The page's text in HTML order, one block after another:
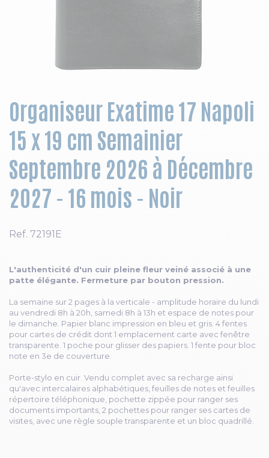
Organiseur Exatime 17 Napoli
15 x 19 cm Semainier
Septembre 2026 à Décembre
2027 - 16 mois - Noir
Ref. 72191E
L'authenticité d'un cuir pleine fleur veiné associé à une
patte élégante. Fermeture par bouton pression.
La semaine sur 2 pages à la verticale - amplitude horaire du lundi
au vendredi 8h à 20h, samedi 8h à 13h et espace de notes pour
le dimanche. Papier blanc impression en bleu et gris. 4 fentes
pour cartes de crédit dont 1 emplacement carte avec fenêtre
transparente. 1 poche pour glisser des papiers. 1 fente pour bloc
note en 3e de couverture.
Porte-stylo en cuir. Vendu complet avec sa recharge ainsi
qu'avec intercalaires alphabétiques, feuilles de notes et feuilles
répertoire téléphonique, pochette zippée pour ranger ses
documents importants, 2 pochettes pour ranger ses cartes de
visites, avec une règle souple transparente et un bloc quadrillé.